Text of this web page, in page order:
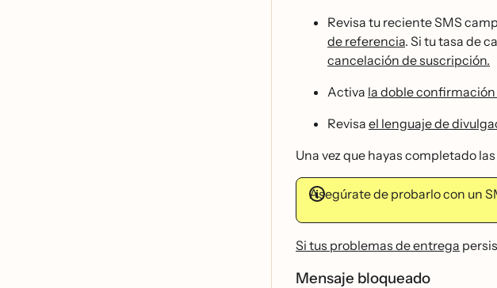
Revisa tu reciente SMS
de referencia. Si tu tasa de
cancelación de suscripción.
Activa la doble
Revisa el lenguaje de
Una vez que hayas completado
Asegúrate de probarlo con un
Si tus problemas de entrega
Mensaje bloqueado